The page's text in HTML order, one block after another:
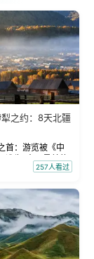
之约：8天北疆
首：游览被《中
选为“中国最美的
的克拉玛依魔鬼
禾木村，欣赏
257人看过